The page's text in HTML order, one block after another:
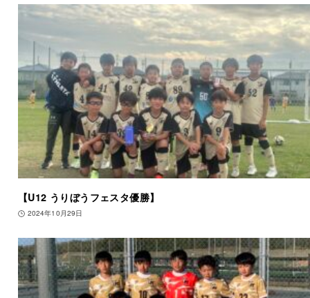
【U12 うりぼうフェスタ優勝】
2024年10月29日